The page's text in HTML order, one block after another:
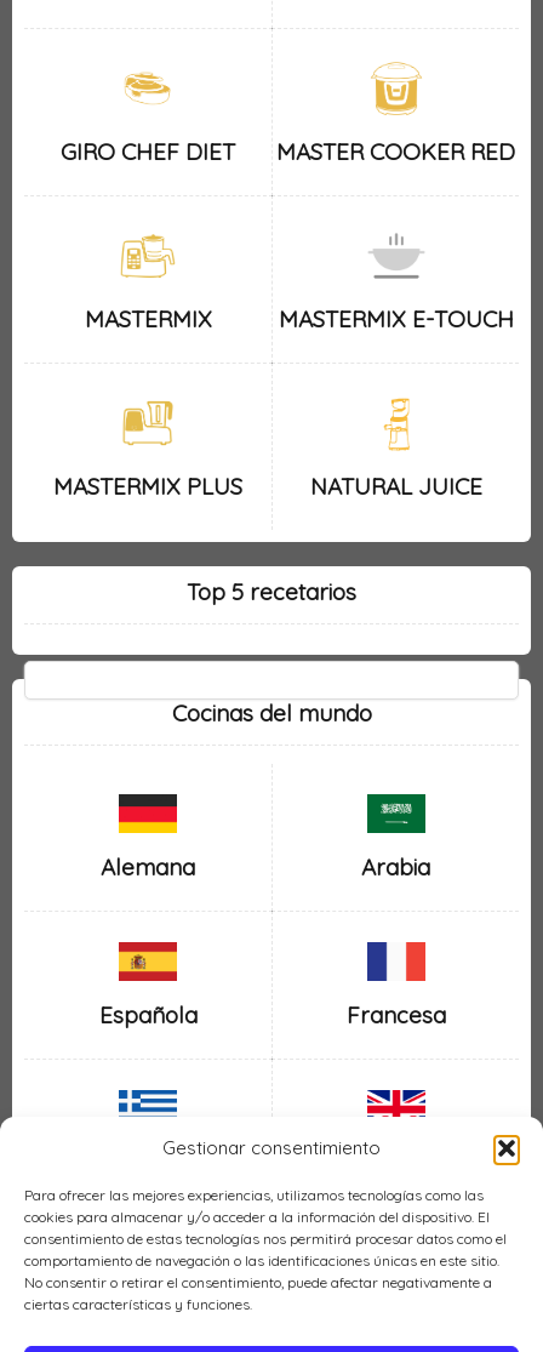
Gestionar consentimiento
Para ofrecer las mejores experiencias, utilizamos tecnologías como las
cookies para almacenar y/o acceder a la información del dispositivo. El
consentimiento de estas tecnologías nos permitirá procesar datos como el
comportamiento de navegación o las identificaciones únicas en este sitio.
No consentir o retirar el consentimiento, puede afectar negativamente a
ciertas características y funciones.
GIRO CHEF DIET MASTER COOKER RED
MASTERMIX MASTERMIX E-TOUCH
MASTERMIX PLUS NATURAL JUICE
Top 5 recetarios
Cocinas del mundo
Alemana Arabia
Española Francesa
Griega Inglesa
Italiana